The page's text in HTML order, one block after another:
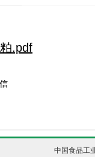
.pdf
中国食品工